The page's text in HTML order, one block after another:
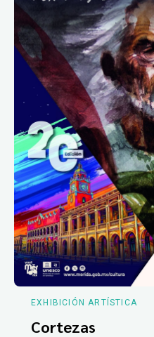
EXHIBICIÓN ARTÍSTICA
Cortezas